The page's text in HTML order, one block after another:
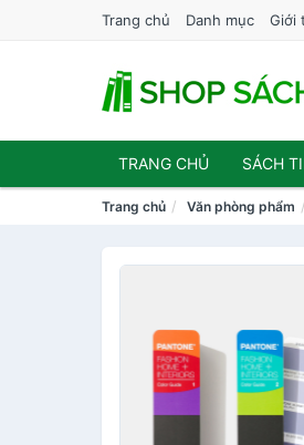
Trang chủ Danh mục Giới
TRANG CHỦ SÁCH
Trang chủ Văn phòng phẩm